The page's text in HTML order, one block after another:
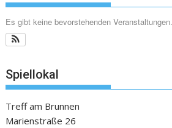
Es gibt keine bevorstehenden Veranstaltungen.
Spiellokal
Treff am Brunnen
Marienstraße 26